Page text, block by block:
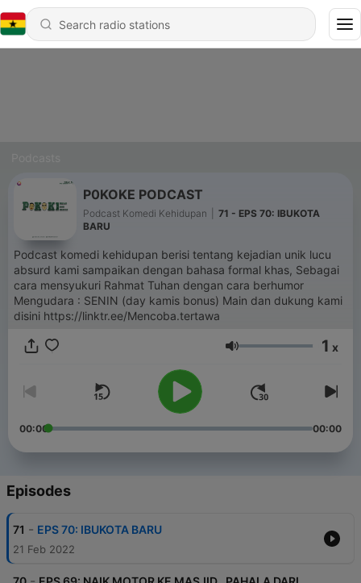
P0KOKE PODCAST
Podcast Komedi Kehidupan
71 - EPS 70: IBUKOTA
BARU
Podcast komedi kehidupan berisi tentang kejadian unik lucu
absurd kami sampaikan dengan bahasa formal khas, Sebagai
cara mensyukuri Rahmat Tuhan dengan cara berhumor
Mengudara : SENIN (day kamis bonus) Main dan dukung kami
disini https://linktr.ee/Mencoba.tertawa
Volume 1 x
00:00 00:00
Episodes
71 - EPS 70: IBUKOTA BARU
21 Feb 2022